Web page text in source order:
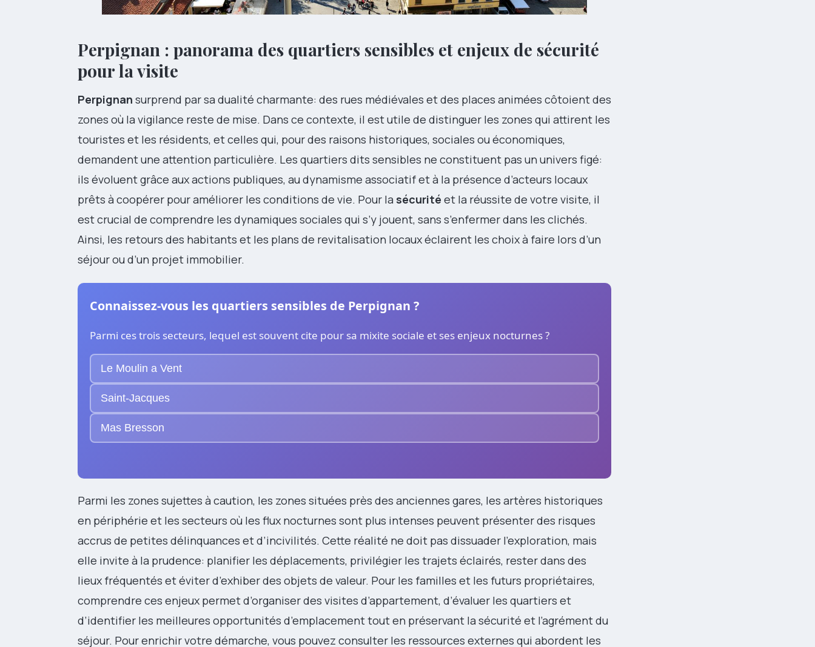
Perpignan : panorama des quartiers sensibles et enjeux de sécurité
pour la visite
Perpignan surprend par sa dualité charmante: des rues médiévales et des places animées côtoient des
zones où la vigilance reste de mise. Dans ce contexte, il est utile de distinguer les zones qui attirent les
touristes et les résidents, et celles qui, pour des raisons historiques, sociales ou économiques,
demandent une attention particulière. Les quartiers dits sensibles ne constituent pas un univers figé:
ils évoluent grâce aux actions publiques, au dynamisme associatif et à la présence d’acteurs locaux
prêts à coopérer pour améliorer les conditions de vie. Pour la sécurité et la réussite de votre visite, il
est crucial de comprendre les dynamiques sociales qui s’y jouent, sans s’enfermer dans les clichés.
Ainsi, les retours des habitants et les plans de revitalisation locaux éclairent les choix à faire lors d’un
séjour ou d’un projet immobilier.
Connaissez-vous les quartiers sensibles de Perpignan ?
Parmi ces trois secteurs, lequel est souvent cite pour sa mixite sociale et ses enjeux nocturnes ?
Le Moulin a Vent
Saint-Jacques
Mas Bresson
Parmi les zones sujettes à caution, les zones situées près des anciennes gares, les artères historiques
en périphérie et les secteurs où les flux nocturnes sont plus intenses peuvent présenter des risques
accrus de petites délinquances et d’incivilités. Cette réalité ne doit pas dissuader l’exploration, mais
elle invite à la prudence: planifier les déplacements, privilégier les trajets éclairés, rester dans des
lieux fréquentés et éviter d’exhiber des objets de valeur. Pour les familles et les futurs propriétaires,
comprendre ces enjeux permet d’organiser des visites d’appartement, d’évaluer les quartiers et
d’identifier les meilleures opportunités d’emplacement tout en préservant la sécurité et l’agrément du
séjour. Pour enrichir votre démarche, vous pouvez consulter les ressources externes qui abordent les